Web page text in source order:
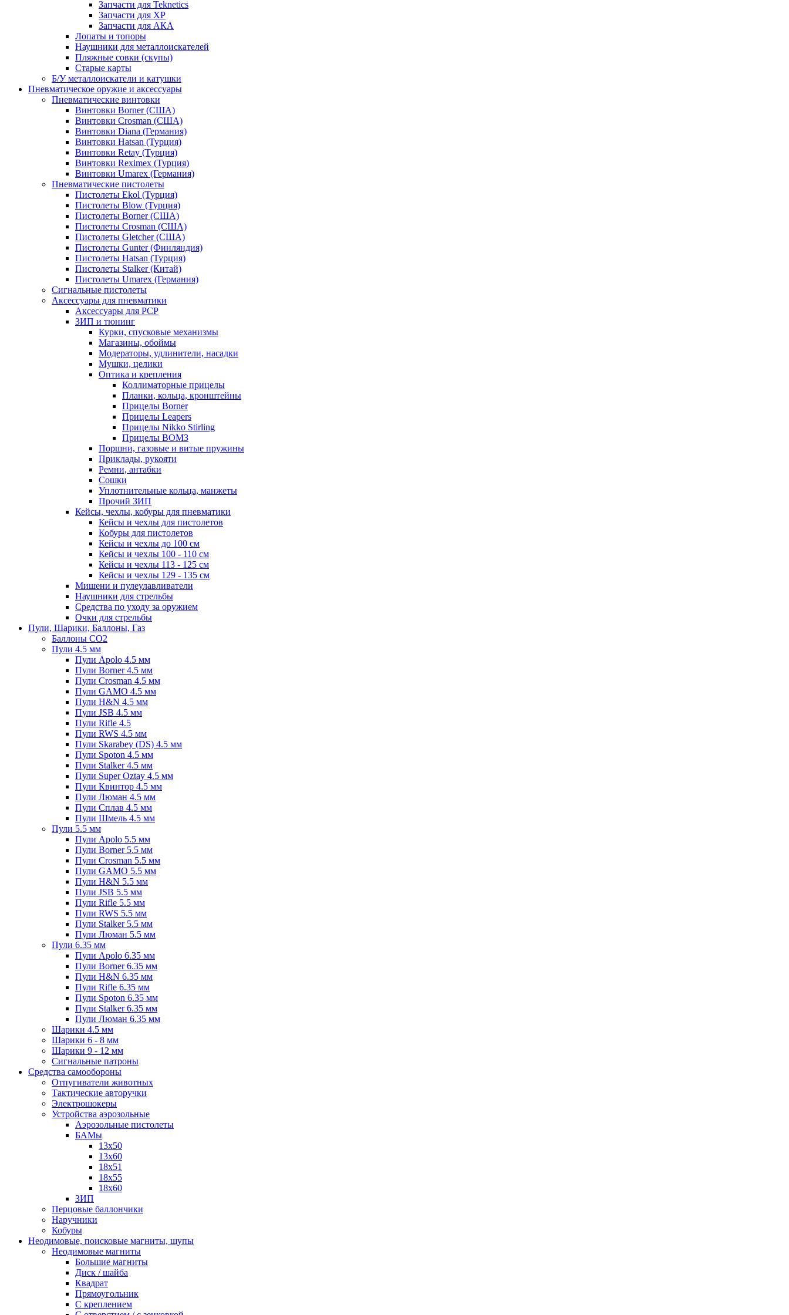
Запчасти для Teknetics
Запчасти для XP
Запчасти для АКА
Лопаты и топоры
Наушники для металлоискателей
Пляжные совки (скупы)
Старые карты
Б/У металлоискатели и катушки
Пневматическое оружие и аксессуары
Пневматические винтовки
Винтовки Borner (США)
Винтовки Crosman (США)
Винтовки Diana (Германия)
Винтовки Hatsan (Турция)
Винтовки Retay (Турция)
Винтовки Reximex (Турция)
Винтовки Umarex (Германия)
Пневматические пистолеты
Пистолеты Ekol (Турция)
Пистолеты Blow (Турция)
Пистолеты Borner (США)
Пистолеты Crosman (США)
Пистолеты Gletcher (США)
Пистолеты Gunter (Финляндия)
Пистолеты Hatsan (Турция)
Пистолеты Stalker (Китай)
Пистолеты Umarex (Германия)
Сигнальные пистолеты
Аксессуары для пневматики
Аксессуары для PCP
ЗИП и тюнинг
Курки, спусковые механизмы
Магазины, обоймы
Модераторы, удлинители, насадки
Мушки, целики
Оптика и крепления
Коллиматорные прицелы
Планки, кольца, кронштейны
Прицелы Borner
Прицелы Leapers
Прицелы Nikko Stirling
Прицелы ВОМЗ
Поршни, газовые и витые пружины
Приклады, рукояти
Ремни, антабки
Сошки
Уплотнительные кольца, манжеты
Прочий ЗИП
Кейсы, чехлы, кобуры для пневматики
Кейсы и чехлы для пистолетов
Кобуры для пистолетов
Кейсы и чехлы до 100 см
Кейсы и чехлы 100 - 110 см
Кейсы и чехлы 113 - 125 см
Кейсы и чехлы 129 - 135 см
Мишени и пулеулавливатели
Наушники для стрельбы
Средства по уходу за оружием
Очки для стрельбы
Пули, Шарики, Баллоны, Газ
Баллоны CO2
Пули 4.5 мм
Пули Apolo 4.5 мм
Пули Borner 4.5 мм
Пули Crosman 4.5 мм
Пули GAMO 4.5 мм
Пули H&N 4.5 мм
Пули JSB 4.5 мм
Пули Rifle 4.5
Пули RWS 4.5 мм
Пули Skarabey (DS) 4.5 мм
Пули Spoton 4.5 мм
Пули Stalker 4.5 мм
Пули Super Oztay 4.5 мм
Пули Квинтор 4.5 мм
Пули Люман 4.5 мм
Пули Сплав 4.5 мм
Пули Шмель 4.5 мм
Пули 5.5 мм
Пули Apolo 5.5 мм
Пули Borner 5.5 мм
Пули Crosman 5.5 мм
Пули GAMO 5.5 мм
Пули H&N 5.5 мм
Пули JSB 5.5 мм
Пули Rifle 5.5 мм
Пули RWS 5.5 мм
Пули Stalker 5.5 мм
Пули Люман 5.5 мм
Пули 6.35 мм
Пули Apolo 6.35 мм
Пули Borner 6.35 мм
Пули H&N 6.35 мм
Пули Rifle 6.35 мм
Пули Spoton 6.35 мм
Пули Stalker 6.35 мм
Пули Люман 6.35 мм
Шарики 4.5 мм
Шарики 6 - 8 мм
Шарики 9 - 12 мм
Сигнальные патроны
Средства самообороны
Отпугиватели животных
Тактические авторучки
Электрошокеры
Устройства аэрозольные
Аэрозольные пистолеты
БАМы
13х50
13х60
18х51
18х55
18х60
ЗИП
Перцовые баллончики
Наручники
Кобуры
Неодимовые, поисковые магниты, щупы
Неодимовые магниты
Большие магниты
Диск / шайба
Квадрат
Прямоугольник
С креплением